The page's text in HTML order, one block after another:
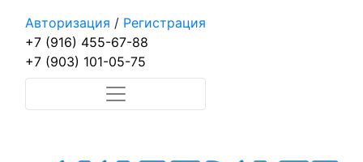
Авторизация / Регистрация
+7 (916) 455-67-88
+7 (903) 101-05-75